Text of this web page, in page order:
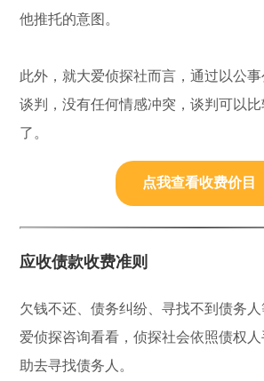
他推托的意图。
此外，就大爱侦探社而言，通过以公
谈判，没有任何情感冲突，谈判可以
了。
点我查看收费价目
应收债款收费准则
欠钱不还、债务纠纷、寻找不到债务
爱侦探咨询看看，侦探社会依照债权
助去寻找债务人。